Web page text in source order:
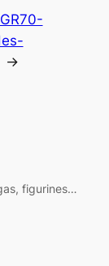
GR70-
→
figurines…